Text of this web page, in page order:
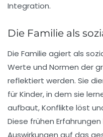
Integration.
Die Familie als
Die Familie agiert als
Werte und Normen der
reflektiert werden. Sie
für Kinder, in dem sie
aufbaut, Konflikte löst
Diese frühen